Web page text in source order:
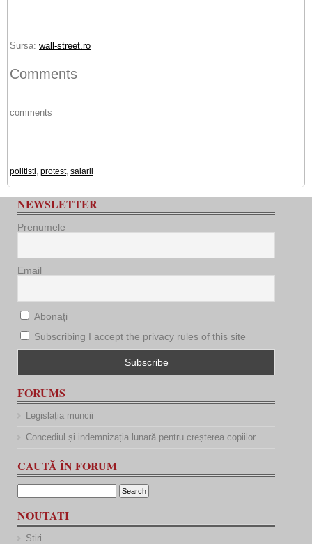
Sursa: wall-street.ro
Comments
comments
politisti, protest, salarii
NEWSLETTER
Prenumele
Email
Abonați
Subscribing I accept the privacy rules of this site
FORUMS
Legislația muncii
Concediul și indemnizația lunară pentru creșterea copiilor
CAUTĂ ÎN FORUM
NOUTATI
Stiri